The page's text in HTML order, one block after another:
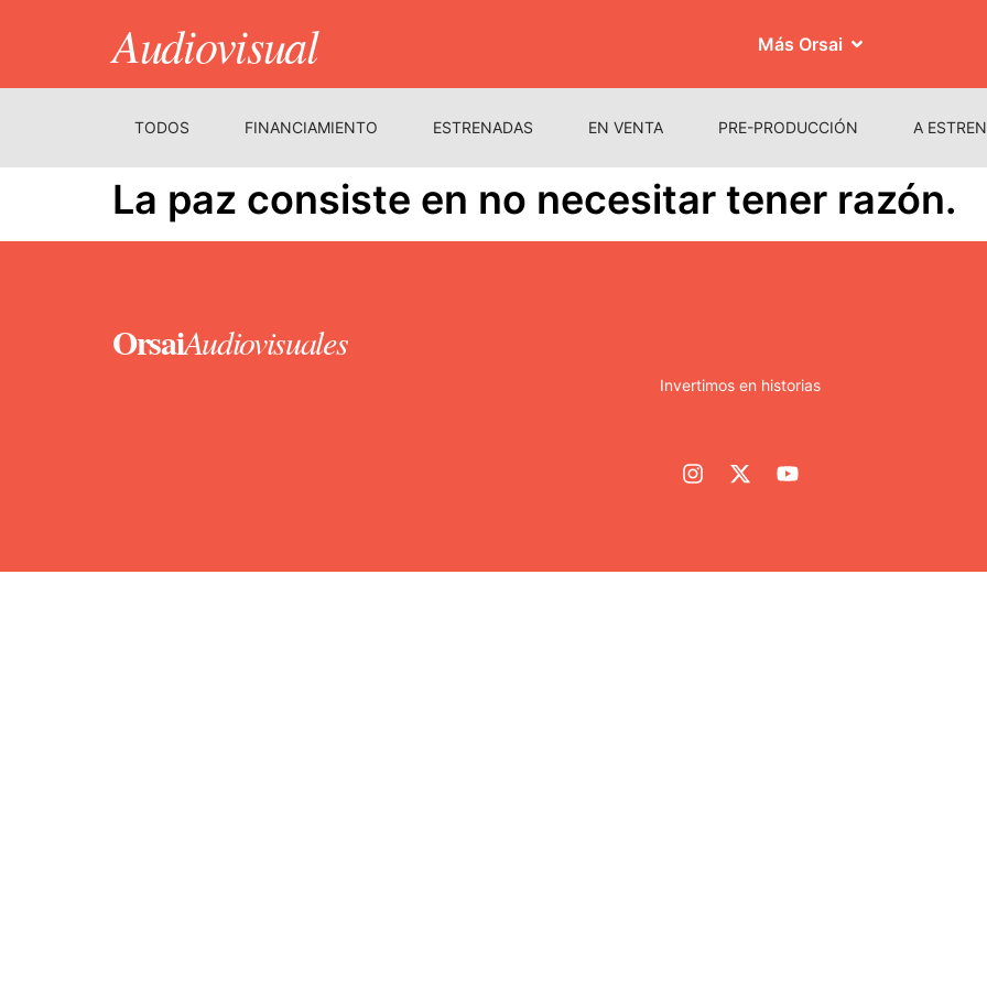
Audiovisual Más Orsai
TODOS FINANCIAMIENTO ESTRENADAS EN VENTA PRE-PRODUCCIÓN A
La paz consiste en no necesitar tener razón.
OrsaiAudiovisuales
Invertimos en historias